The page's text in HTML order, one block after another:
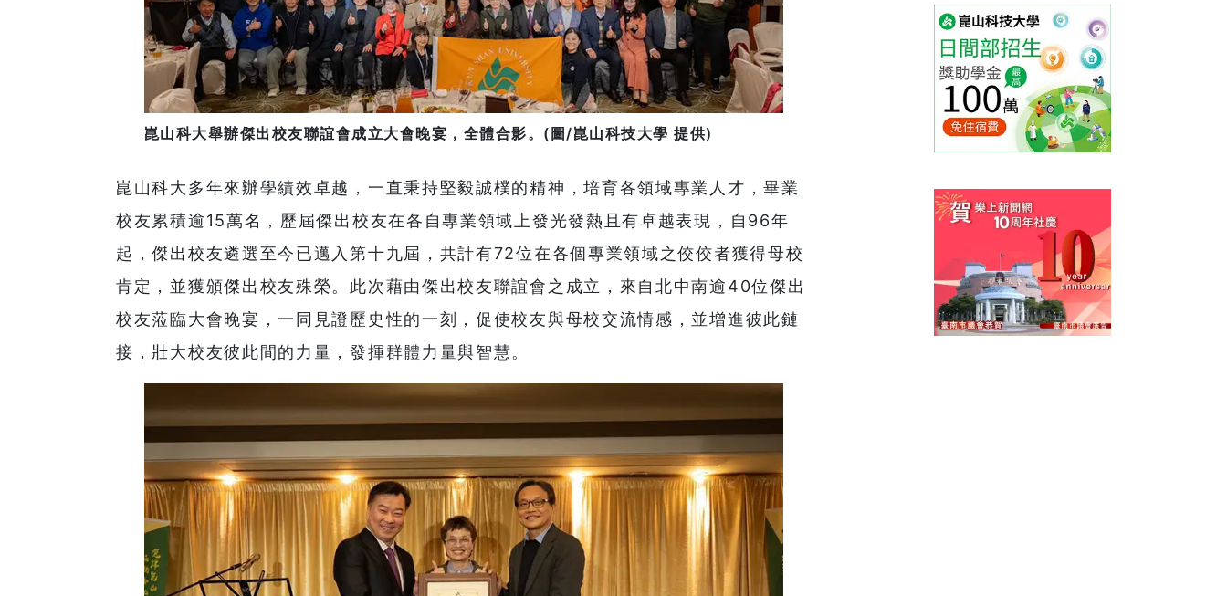
崑山科大舉辦傑出校友聯誼會成立大會晚宴，全體合影。(圖/崑山科技大學 提供)
崑山科大多年來辦學績效卓越，一直秉持堅毅誠樸的精神，培育各領域專業人才，畢業
校友累積逾15萬名，歷屆傑出校友在各自專業領域上發光發熱且有卓越表現，自96年
起，傑出校友遴選至今已邁入第十九屆，共計有72位在各個專業領域之佼佼者獲得母校
肯定，並獲頒傑出校友殊榮。此次藉由傑出校友聯誼會之成立，來自北中南逾40位傑出
校友蒞臨大會晚宴，一同見證歷史性的一刻，促使校友與母校交流情感，並增進彼此鏈
接，壯大校友彼此間的力量，發揮群體力量與智慧。